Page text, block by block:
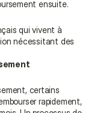
ensuite.
qui vivent à
nécessitant des
certains
rapidement,